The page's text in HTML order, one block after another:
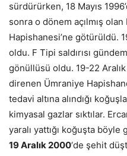
sürdürürken, 18 Mayıs
sonra o dönem açılmış
Hapishanesi’ne götürüldü.
oldu. F Tipi saldırısı
gönüllüsü oldu. 19-22
direnen Ümraniye
tedavi altına alındığı
kimyasal gazlar sıktılar.
yaralı yattığı koğuşta böyle
19 Aralık 2000‘de şehit